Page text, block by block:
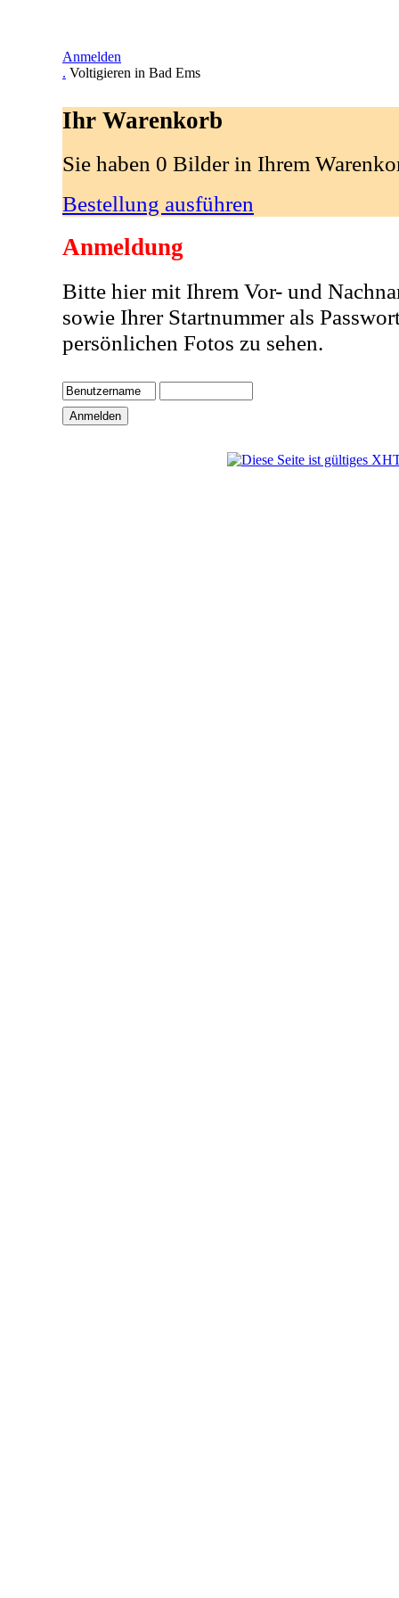
Anmelden
. Voltigieren in Bad Ems
Ihr Warenkorb
Sie haben 0 Bilder in Ihrem
Bestellung ausführen
Anmeldung
Bitte hier mit Ihrem Vor- und
sowie Ihrer Startnummer als
persönlichen Fotos zu sehen.